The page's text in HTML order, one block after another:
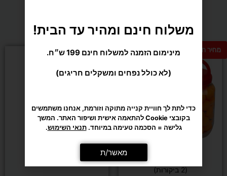
מחיר חם
דורג
5.00
(2 ביקורות)
מינימום הזמנה למשלוח חינם 199 ש״ח.
(לא כולל נפחים ומשקלים חריגים)
גלישה = הסכמה טעימה במיוחד.תנאי השימוש.